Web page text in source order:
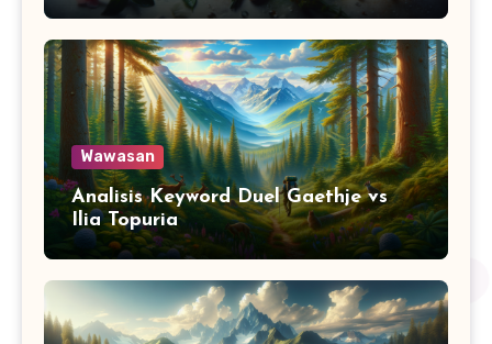
Wawasan
Analisis Keyword Duel Gaethje vs
Ilia Topuria